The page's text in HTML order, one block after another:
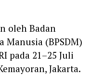
oleh Badan
Manusia (BPSDM)
pada 21–25 Juli
Jakarta.